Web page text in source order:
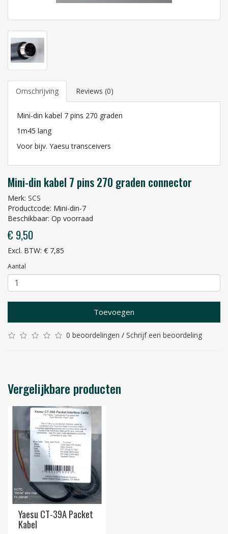
Omschrijving Reviews (0)
Mini-din kabel 7 pins 270 graden
1m45 lang
Voor bijv. Yaesu transceivers
Mini-din kabel 7 pins 270 graden connector
Merk: SCS
Productcode: Mini-din-7
Beschikbaar: Op voorraad
€ 9,50
Excl. BTW: € 7,85
Aantal
Toevoegen
0 beoordelingen / Schrijf een beoordeling
Vergelijkbare producten
Yaesu CT-39A Packet
Kabel